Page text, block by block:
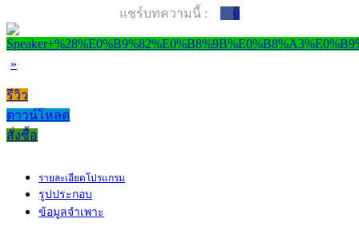
แชร์บทความนี้ : 0
»
รีวิว
ดาวน์โหลด
สั่งซื้อ
รายละเอียดโปรแกรม
รูปประกอบ
ข้อมูลจำเพาะ